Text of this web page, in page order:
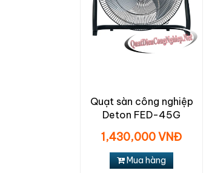
Quạt sàn công nghiệp
Deton FED-45G
1,430,000 VNĐ
Mua hàng